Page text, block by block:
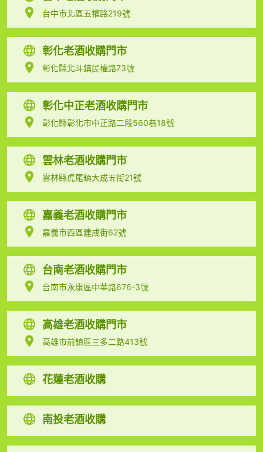
台中市北區五權路219號
彰化老酒收購門市
彰化縣北斗鎮民權路73號
彰化中正老酒收購門市
彰化縣彰化市中正路二段560巷18號
雲林老酒收購門市
雲林縣虎尾鎮大成五街21號
嘉義老酒收購門市
嘉義市西區建成街62號
台南老酒收購門市
台南市永康區中華路676-3號
高雄老酒收購門市
高雄市前鎮區三多二路413號
花蓮老酒收購
南投老酒收購